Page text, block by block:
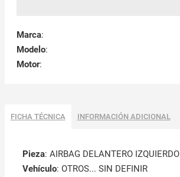
Marca:
Modelo:
Motor:
FICHA TÉCNICA INFORMACIÓN ADICIONAL
Pieza: AIRBAG DELANTERO IZQUIERDO
Vehículo: OTROS... SIN DEFINIR